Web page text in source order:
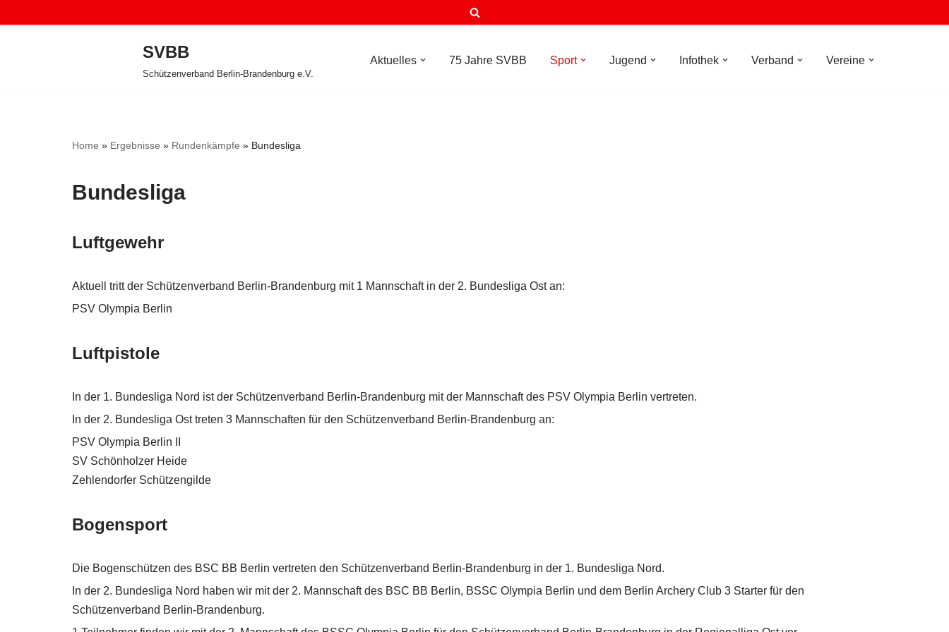
SVBB
Schützenverband Berlin-Brandenburg e.V.
Aktuelles 75 Jahre SVBB Sport Jugend Infothek Verband Vereine
Home » Ergebnisse » Rundenkämpfe » Bundesliga
Bundesliga
Luftgewehr
Aktuell tritt der Schützenverband Berlin-Brandenburg mit 1 Mannschaft in der 2. Bundesliga Ost an:
PSV Olympia Berlin
Luftpistole
In der 1. Bundesliga Nord ist der Schützenverband Berlin-Brandenburg mit der Mannschaft des PSV Olympia Berlin vertreten.
In der 2. Bundesliga Ost treten 3 Mannschaften für den Schützenverband Berlin-Brandenburg an:
PSV Olympia Berlin II
SV Schönholzer Heide
Zehlendorfer Schützengilde
Bogensport
Die Bogenschützen des BSC BB Berlin vertreten den Schützenverband Berlin-Brandenburg in der 1. Bundesliga Nord.
In der 2. Bundesliga Nord haben wir mit der 2. Mannschaft des BSC BB Berlin, BSSC Olympia Berlin und dem Berlin Archery Club 3 Starter für den
Schützenverband Berlin-Brandenburg.